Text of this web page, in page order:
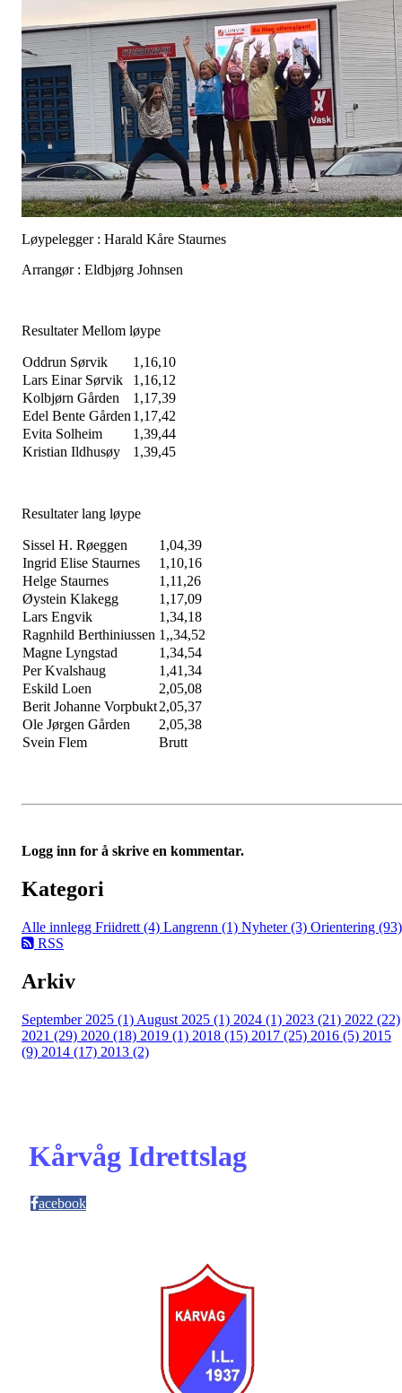
Løypelegger : Harald Kåre Staurnes
Arrangør : Eldbjørg Johnsen
Resultater Mellom løype
Oddrun Sørvik
1,16,10
Lars Einar Sørvik
1,16,12
Kolbjørn Gården
1,17,39
Edel Bente Gården 1,17,42
Evita Solheim
1,39,44
Kristian Ildhusøy
1,39,45
Resultater lang løype
Sissel H. Røeggen
1,04,39
Ingrid Elise Staurnes
1,10,16
Helge Staurnes
1,11,26
Øystein Klakegg
1,17,09
Lars Engvik
1,34,18
Ragnhild Berthiniussen 1,,34,52
Magne Lyngstad
1,34,54
Per Kvalshaug
1,41,34
Eskild Loen
2,05,08
Berit Johanne Vorpbukt2,05,37
Ole Jørgen Gården
2,05,38
Svein Flem
Brutt
Logg inn for å skrive en kommentar.
Kategori
Alle innlegg Friidrett (4) Langrenn (1) Nyheter (3) Orientering (93)
RSS
Arkiv
September 2025 (1) August 2025 (1) 2024 (1) 2023 (21) 2022 (22)
2021 (29) 2020 (18) 2019 (1) 2018 (15) 2017 (25) 2016 (5) 2015
(9) 2014 (17) 2013 (2)
Kårvåg Idrettslag
acebook